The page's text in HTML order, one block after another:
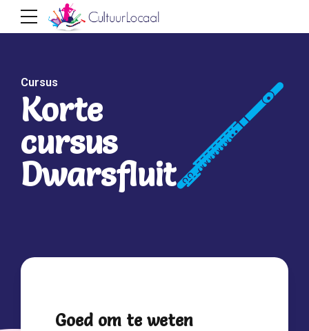
Cursus
Korte
cursus
Dwarsfluit
Goed om te weten